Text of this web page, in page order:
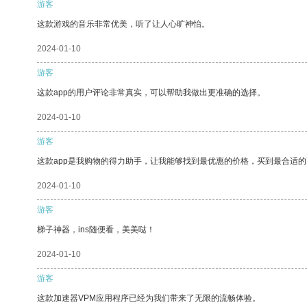
游客
这款游戏的音乐非常优美，听了让人心旷神怡。
2024-01-10
游客
这款app的用户评论非常真实，可以帮助我做出更准确的选择。
2024-01-10
游客
这款app是我购物的得力助手，让我能够找到最优惠的价格，买到最合适
2024-01-10
游客
梯子神器，ins随便看，美美哒！
2024-01-10
游客
这款加速器VPM应用程序已经为我们带来了无限的流畅体验。